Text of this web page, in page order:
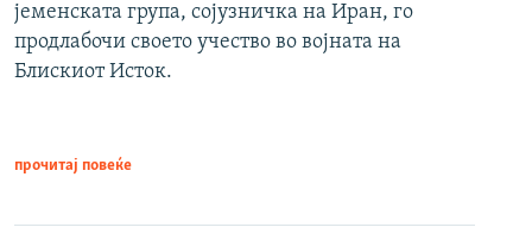
јеменската група, сојузничка на Иран, го
продлабочи своето учество во војната на
Блискиот Исток.
прочитај повеќе